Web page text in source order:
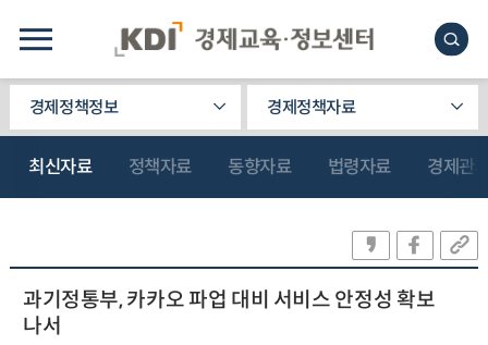
경제정책정보 경제정책자료
최신자료 정책자료 동향자료 법령자료 경제관
과기정통부, 카카오 파업 대비 서비스 안정성 확보
나서